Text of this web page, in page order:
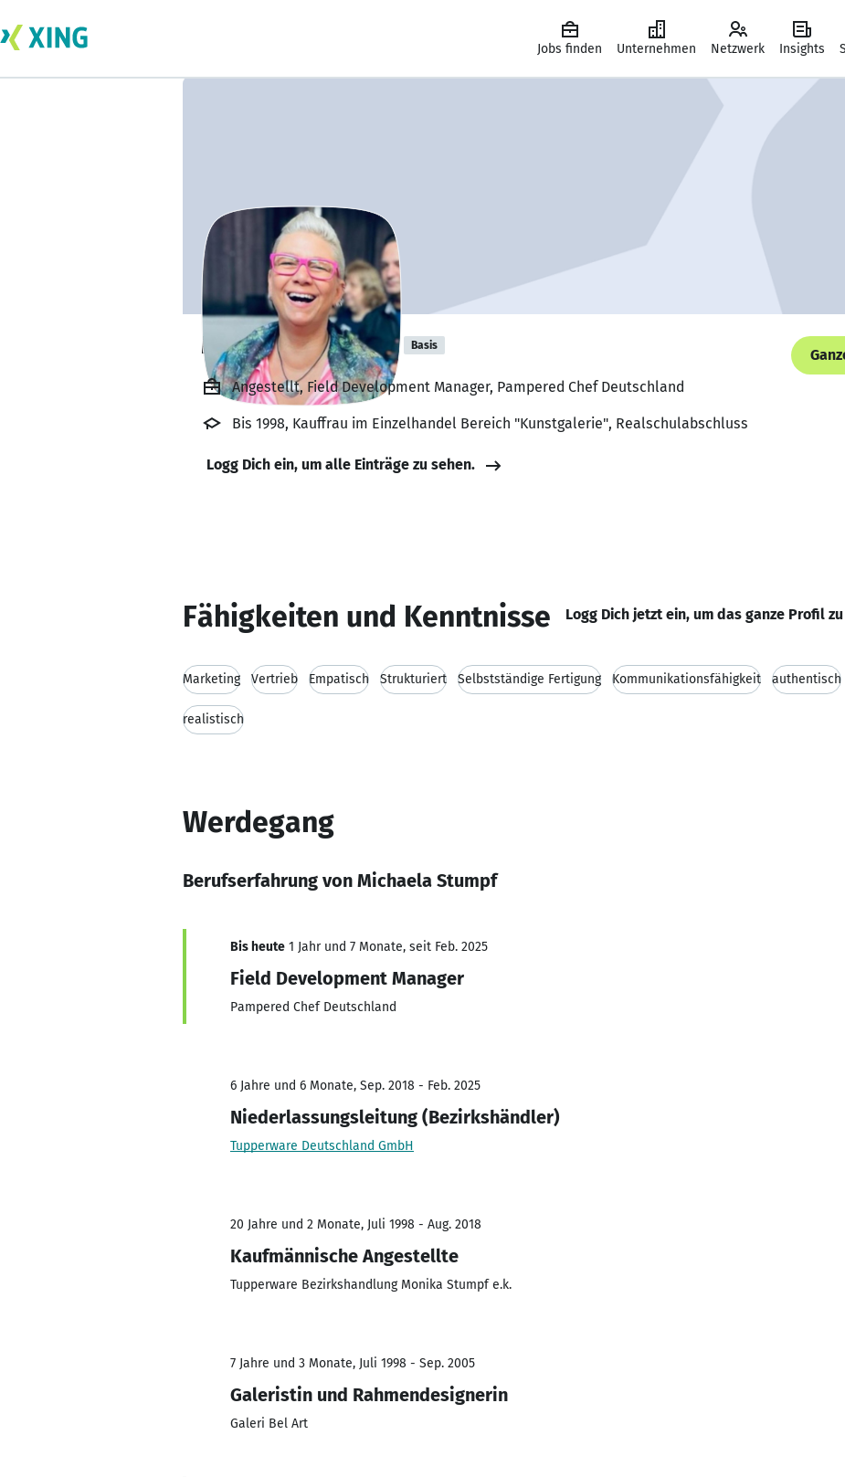
Jobs finden Unternehmen Netzwerk Insights
Michaela Stumpf Basis
Angestellt, Field Development Manager, Pampered Chef Deutschland
Bis 1998, Kauffrau im Einzelhandel Bereich "Kunstgalerie", Realschulabschluss
Logg Dich ein, um alle Einträge zu sehen.
Fähigkeiten und Kenntnisse Logg Dich jetzt ein, um das ganze Profil
Marketing Vertrieb Empatisch Strukturiert Selbstständige Fertigung Kommunikationsfähigkeit authentisch
realistisch
Werdegang
Berufserfahrung von Michaela Stumpf
Bis heute 1 Jahr und 7 Monate, seit Feb. 2025
Field Development Manager
Pampered Chef Deutschland
6 Jahre und 6 Monate, Sep. 2018 - Feb. 2025
Niederlassungsleitung (Bezirkshändler)
Tupperware Deutschland GmbH
20 Jahre und 2 Monate, Juli 1998 - Aug. 2018
Kaufmännische Angestellte
Tupperware Bezirkshandlung Monika Stumpf e.k.
7 Jahre und 3 Monate, Juli 1998 - Sep. 2005
Galeristin und Rahmendesignerin
Galeri Bel Art